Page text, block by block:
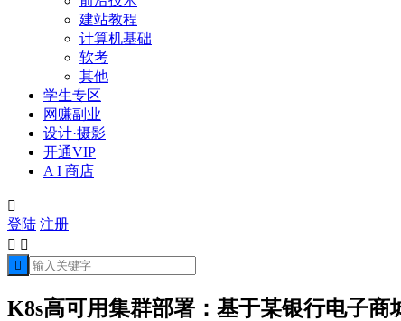
建站教程
计算机基础
软考
其他
学生专区
网赚副业
设计·摄影
开通VIP
A I 商店

登陆 注册
 

K8s高可用集群部署：基于某银行电子商